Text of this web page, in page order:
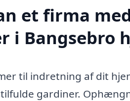
et firma
i Bangsebro
til indretning af dit
gardiner.